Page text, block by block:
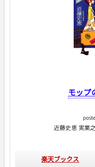
モップ
近藤史恵 実業
楽天ブックス